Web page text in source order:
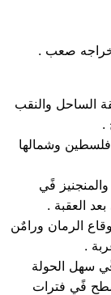
صعب .
الساحل والنقب
.
وشمالها
فًي
العقبة .
الرمان ورامٌن
.
سهل الحولة
فًي فترات